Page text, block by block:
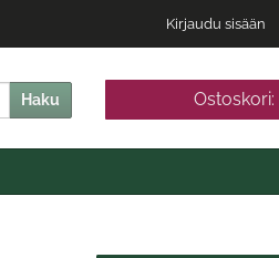
Kirjaudu sisään
Haku Ostoskori: